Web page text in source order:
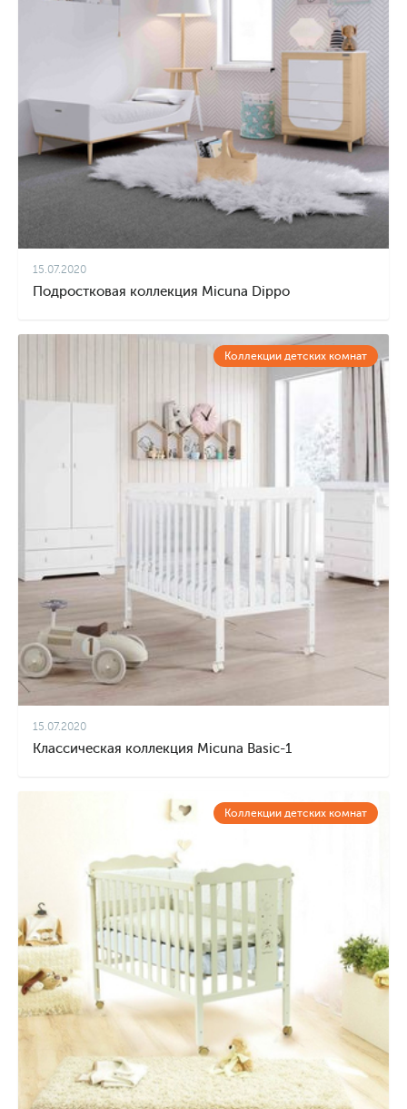
15.07.2020
Подростковая коллекция Micuna Dippo
Коллекции детских комнат
15.07.2020
Классическая коллекция Micuna Basic-1
Коллекции детских комнат